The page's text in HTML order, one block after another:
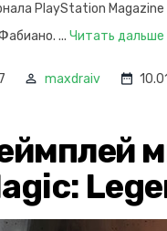
PlayStation
... Читать дальше
maxdraiv